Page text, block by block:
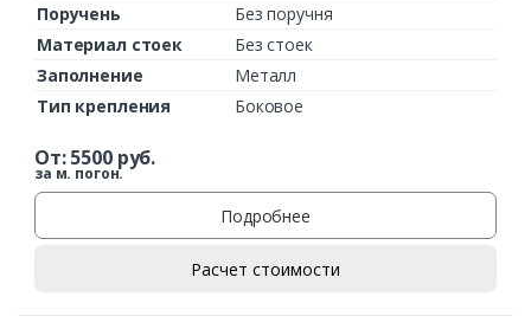
Поручень
Без поручня
Материал стоек
Без стоек
Заполнение
Металл
Тип крепления
Боковое
От:5500руб.
за м. погон.
Подробнее
Расчет стоимости